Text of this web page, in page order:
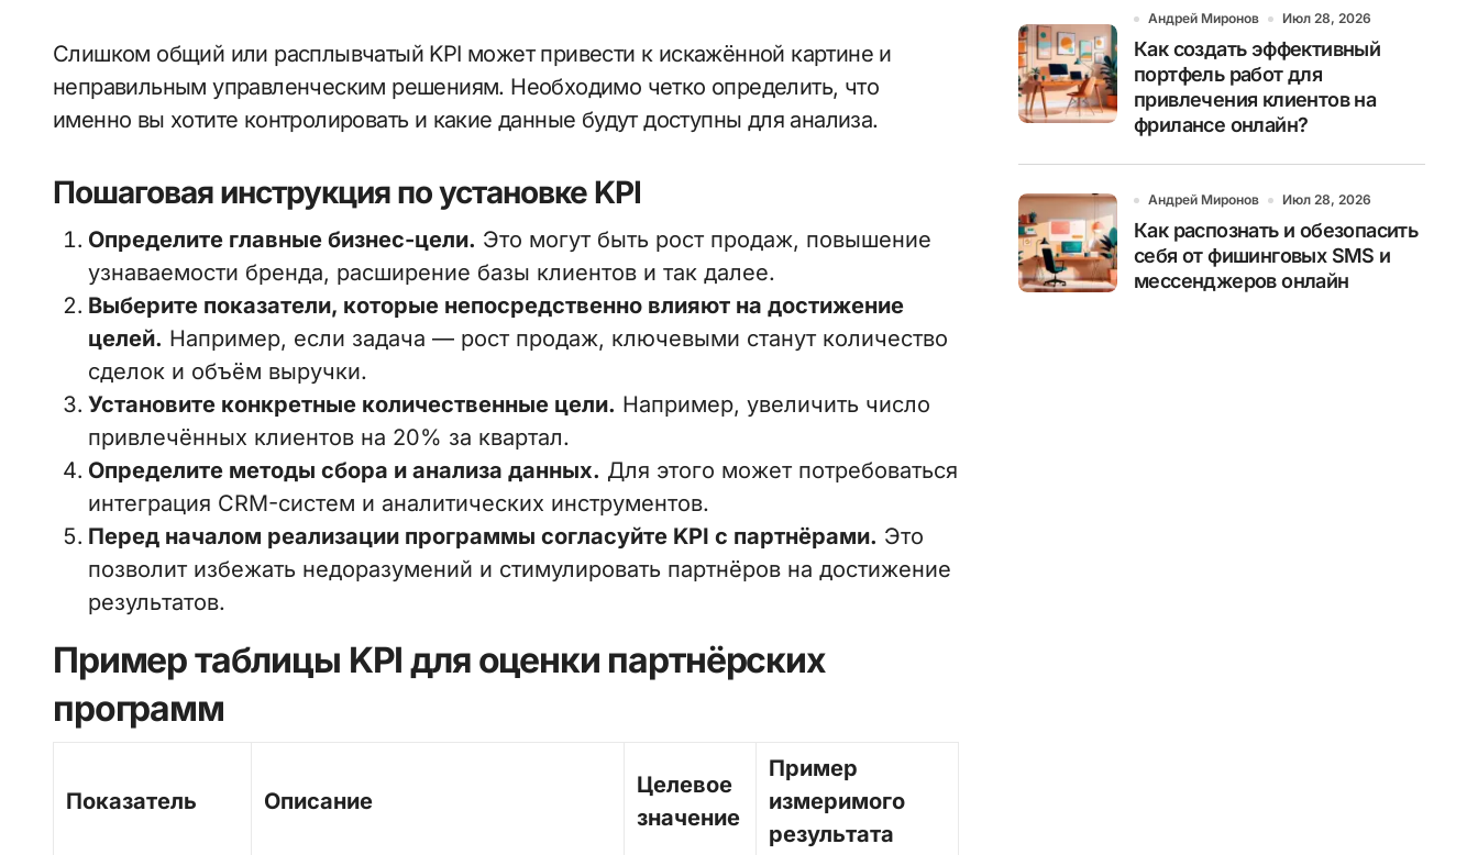
Слишком общий или расплывчатый KPI может привести к искажённой картине и
неправильным управленческим решениям. Необходимо четко определить, что
именно вы хотите контролировать и какие данные будут доступны для анализа.
Пошаговая инструкция по установке KPI
Определите главные бизнес-цели. Это могут быть рост продаж, повышение
узнаваемости бренда, расширение базы клиентов и так далее.
Выберите показатели, которые непосредственно влияют на достижение
целей. Например, если задача — рост продаж, ключевыми станут количество
сделок и объём выручки.
Установите конкретные количественные цели. Например, увеличить число
привлечённых клиентов на 20% за квартал.
Определите методы сбора и анализа данных. Для этого может потребоваться
интеграция CRM-систем и аналитических инструментов.
Перед началом реализации программы согласуйте KPI с партнёрами. Это
позволит избежать недоразумений и стимулировать партнёров на достижение
результатов.
Пример таблицы KPI для оценки партнёрских
программ
Показатель Описание
Целевое
значение
Пример
измеримого
результата
Андрей Миронов Июл 28, 2026
Как создать эффективный
портфель работ для
привлечения клиентов на
фрилансе онлайн?
Андрей Миронов Июл 28, 2026
Как распознать и обезопасить
себя от фишинговых SMS и
мессенджеров онлайн